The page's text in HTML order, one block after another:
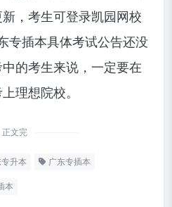
，考生可登录凯园网校
专插本具体考试公告还没
的考生来说，一定要在
理想院校。
正文完
升本 广东专插本
本